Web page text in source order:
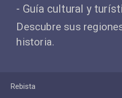
- Guía cultural y
Descubre sus
historia.
Rebista